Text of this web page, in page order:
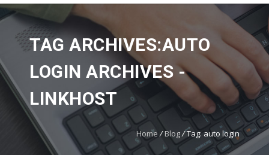
TAG ARCHIVES:AUTO
LOGIN ARCHIVES -
LINKHOST
Home /Blog/Tag: auto login